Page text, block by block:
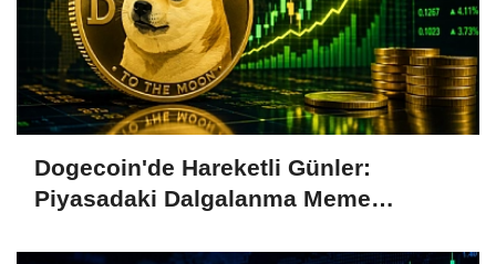
Dogecoin'de Hareketli Günler:
Piyasadaki Dalgalanma Meme